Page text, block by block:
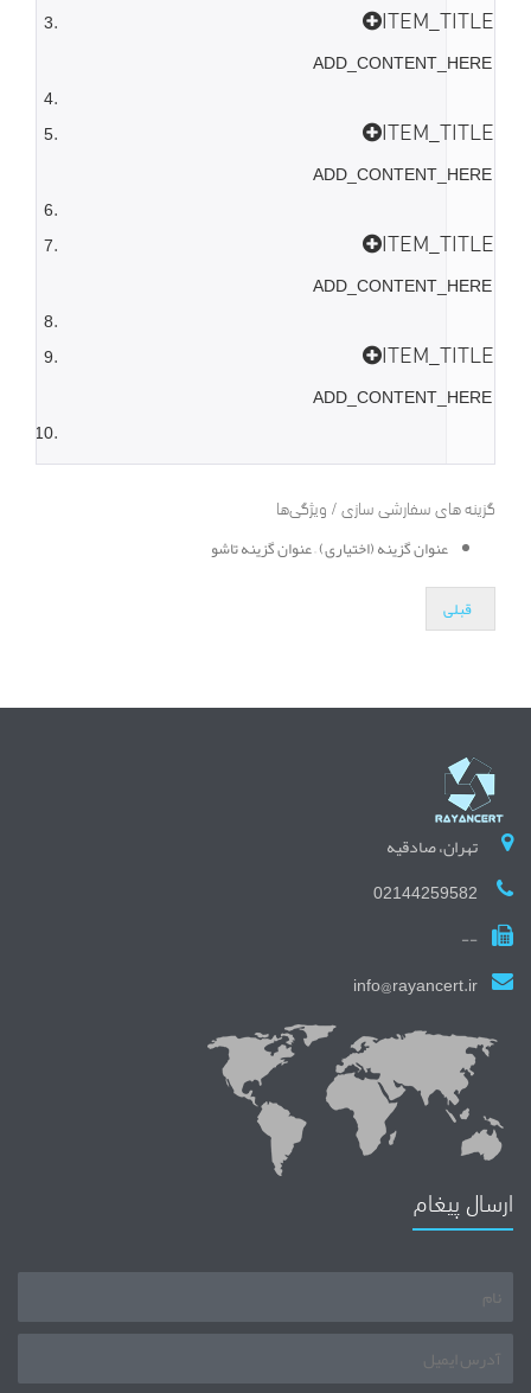
ITEM_TITLE
ADD_CONTENT_HERE
ITEM_TITLE
ADD_CONTENT_HERE
ITEM_TITLE
ADD_CONTENT_HERE
ITEM_TITLE
ADD_CONTENT_HERE
گزینه های سفارشی سازی / ویژگی‌ها
عنوان گزینه(اختیاری) – عنوان گزینه تاشو
قبلی
تهران، صادقیه
02144259582
--
info@rayancert.ir
ارسال پیغام